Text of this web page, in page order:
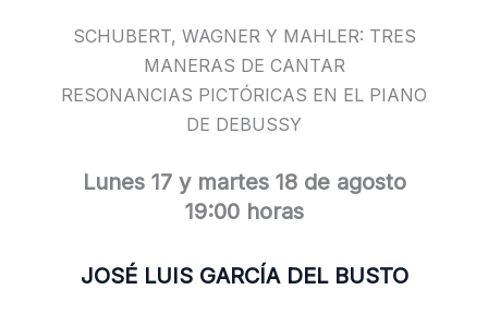
SCHUBERT, WAGNER Y MAHLER: TRES
MANERAS DE CANTAR
RESONANCIAS PICTÓRICAS EN EL PIANO
DE DEBUSSY
Lunes 17 y martes 18 de agosto
19:00 horas
JOSÉ LUIS GARCÍA DEL BUSTO